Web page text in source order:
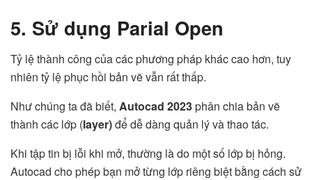
5. Sử dụng Parial Open
Tỷ lệ thành công của các phương pháp khác cao hơn, tuy
nhiên tỷ lệ phục hồi bản vẽ vẫn rất thấp.
Như chúng ta đã biết, Autocad 2023phân chia bản vẽ
thành các lớp (layer)để dễ dàng quản lý và thao tác.
Khi tập tin bị lỗi khi mở, thường là do một số lớp bị hỏng.
Autocad cho phép bạn mở từng lớp riêng biệt bằng cách sử